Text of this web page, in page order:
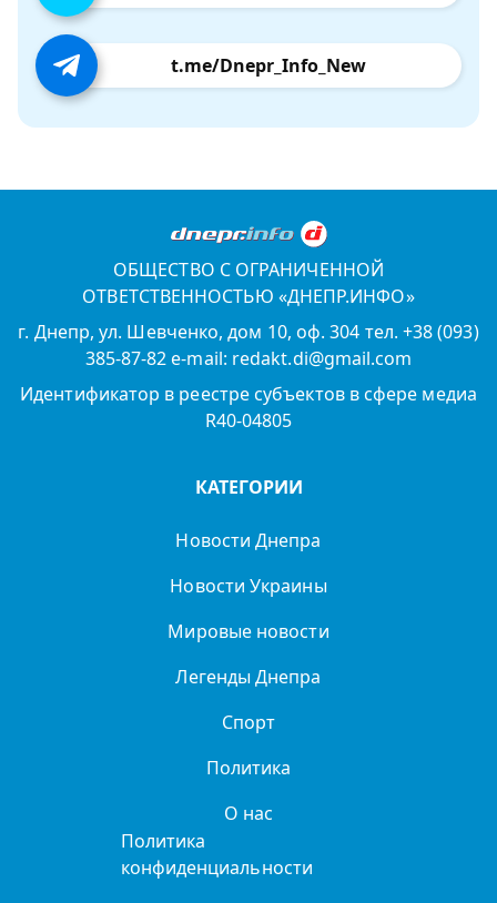
t.me/Dnepr_Info_New
ОБЩЕСТВО С ОГРАНИЧЕННОЙ
ОТВЕТСТВЕННОСТЬЮ «ДНЕПР.ИНФО»
г. Днепр, ул. Шевченко, дом 10, оф. 304 тел. +38 (093)
385-87-82 e-mail: redakt.di@gmail.com
Идентификатор в реестре субъектов в сфере медиа
R40-04805
КАТЕГОРИИ
Новости Днепра
Новости Украины
Мировые новости
Легенды Днепра
Спорт
Политика
О нас
Политика
конфиденциальности